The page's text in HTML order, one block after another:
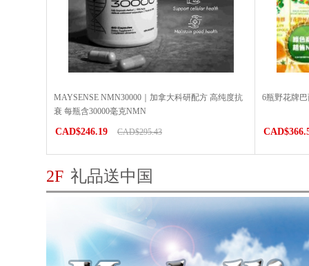
MAYSENSE NMN30000｜加拿大科研配方 高纯度抗
衰 每瓶含30000毫克NMN
CAD$246.19 CAD$295.43
6瓶野花牌
2F 礼品送中国